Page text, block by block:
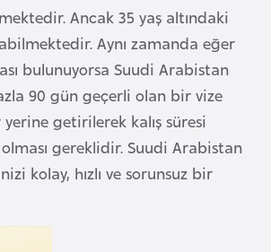
Ancak 35 yaş altındaki
Aynı zamanda eğer
bulunuyorsa Suudi Arabistan
90 gün geçerli olan bir vize
getirilerek kalış süresi
gereklidir. Suudi Arabistan
kolay, hızlı ve sorunsuz bir